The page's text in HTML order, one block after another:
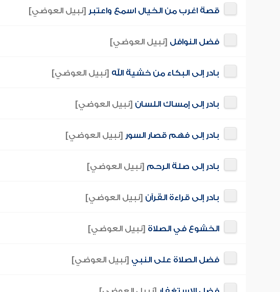
قصة اغرب من الخيال اسمع واعتبر [نبيل العوضي]
فضل النوافل [نبيل العوضي]
بادر إلى البكاء من خشية الله [نبيل العوضي]
بادر إلى إمساك اللسان [نبيل العوضي]
بادر إلى فهم قصار السور [نبيل العوضي]
بادر إلى صلة الرحم [نبيل العوضي]
بادر إلى قراءة القرآن [نبيل العوضي]
الخشوع في الصلاة [نبيل العوضي]
فضل الصلاة على النبي [نبيل العوضي]